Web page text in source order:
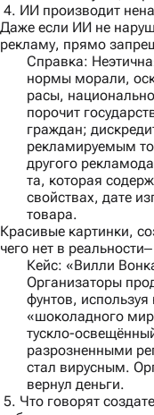
4. ИИ производит
Даже если ИИ не
рекламу, прямо
Справка:
нормы морали,
расы,
порочит
граждан;
рекламируемым
другого
та, которая
свойствах, дате
товара.
Красивые картинки,
чего нет в
Кейс: «Вилли
Организаторы
фунтов,
«шоколадного
тускло-
разрозненными
стал вирусным.
вернул деньги.
5. Что говорят